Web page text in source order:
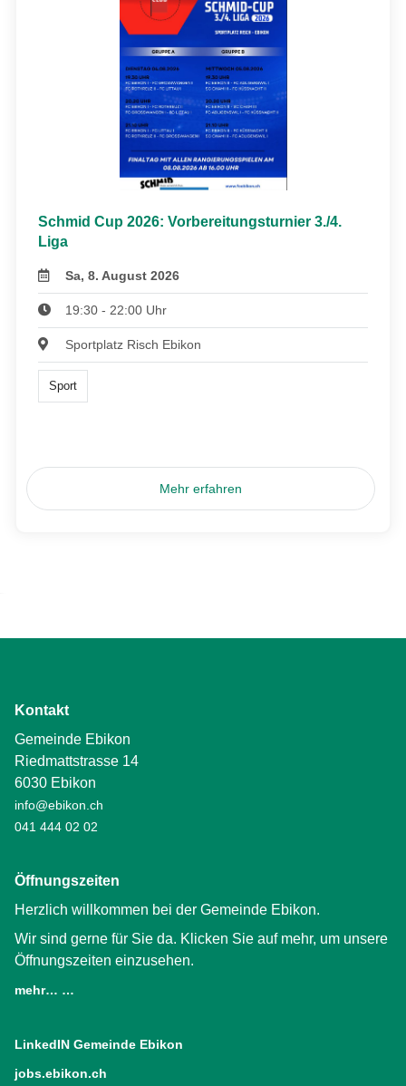
Schmid Cup 2026: Vorbereitungsturnier 3./4.
Liga
Sa, 8. August 2026
19:30 - 22:00 Uhr
Sportplatz Risch Ebikon
Sport
Mehr erfahren
Kontakt
Gemeinde Ebikon
Riedmattstrasse 14
6030 Ebikon
info@ebikon.ch
041 444 02 02
Öffnungszeiten
Herzlich willkommen bei der Gemeinde Ebikon.
Wir sind gerne für Sie da. Klicken Sie auf mehr, um unsere
Öffnungszeiten einzusehen.
mehr… …
LinkedIN Gemeinde Ebikon
jobs.ebikon.ch